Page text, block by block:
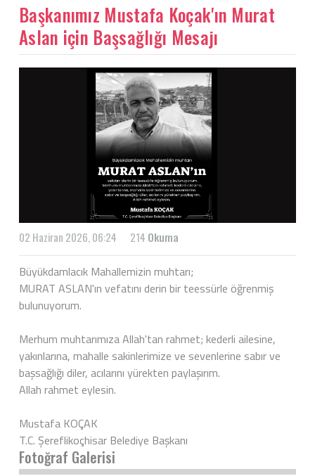
Başkanımız Mustafa Koçak'ın Murat
Aslan için Başsağlığı Mesajı
02 Haziran 2026, 06:24 214 Okuma
Büyükdamlacık Mahallemizin muhtarı;
MURAT ASLAN'ın vefatını derin bir teessürle öğrenmiş
bulunuyorum.
Merhum muhtarımıza Allah'tan rahmet; kederli ailesine,
yakınlarına, mahalle sakinlerimize ve sevenlerine sabır ve
başsağlığı diler, acılarını yürekten paylaşırım.
Allah rahmet eylesin.
Mustafa KOÇAK
T.C. Şereflikoçhisar Belediye Başkanı
Fotoğraf Galerisi